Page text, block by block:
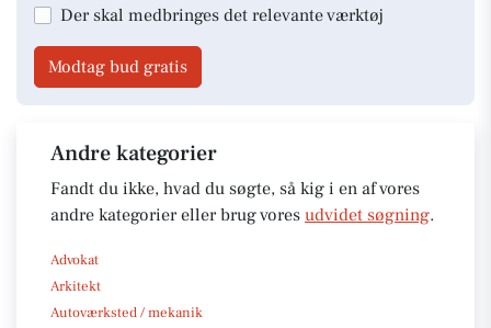
Der skal medbringes det relevante værktøj
Modtag bud gratis
Andre kategorier
Fandt du ikke, hvad du søgte, så kig i en af vores
andre kategorier eller brug vores udvidet søgning.
Advokat
Arkitekt
Autoværksted / mekanik